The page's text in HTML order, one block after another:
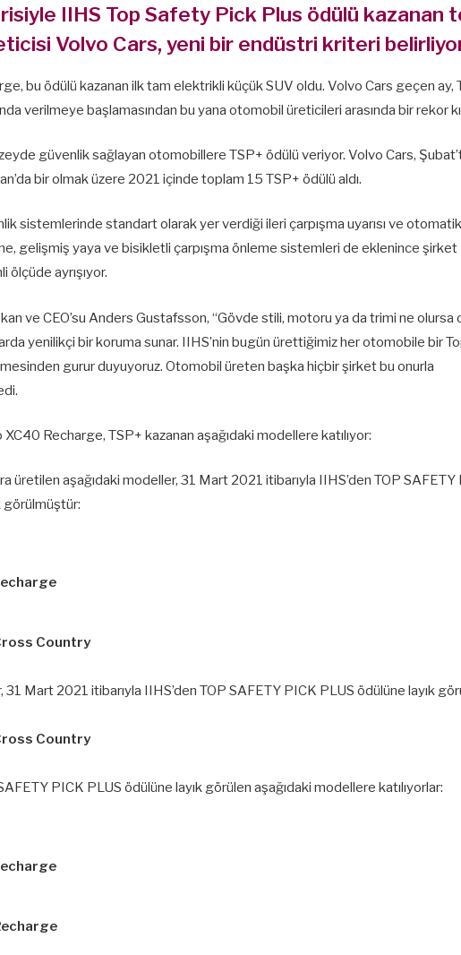
IIHS Top Safety Pick Plus ödülü kazanan
Volvo Cars, yeni bir endüstri kriteri
bu ödülü kazanan ilk tam elektrikli küçük SUV oldu. Volvo Cars geçen ay,
verilmeye başlamasından bu yana otomobil üreticileri arasında bir rekor
güvenlik sağlayan otomobillere TSP+ ödülü veriyor. Volvo Cars,
bir olmak üzere 2021 içinde toplam 15 TSP+ ödülü aldı.
sistemlerinde standart olarak yer verdiği ileri çarpışma uyarısı ve otomatik
gelişmiş yaya ve bisikletli çarpışma önleme sistemleri de eklenince şirket
ölçüde ayrışıyor.
ve CEO’su Anders Gustafsson, “Gövde stili, motoru ya da trimi ne olursa
yenilikçi bir koruma sunar. IIHS’nin bugün ürettiğimiz her otomobile bir
gurur duyuyoruz. Otomobil üreten başka hiçbir şirket bu onurla
Recharge, TSP+ kazanan aşağıdaki modellere katılıyor:
üretilen aşağıdaki modeller, 31 Mart 2021 itibarıyla IIHS’den TOP SAFETY
görülmüştür:
Country
31 Mart 2021 itibarıyla IIHS’den TOP SAFETY PICK PLUS ödülüne layık
Country
PICK PLUS ödülüne layık görülen aşağıdaki modellere katılıyorlar: